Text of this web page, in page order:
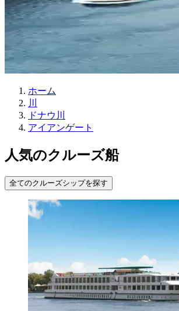
ホーム
川
ドナウ川
アイアンゲート
人気のクルーズ船
全てのクルーズシップを探す